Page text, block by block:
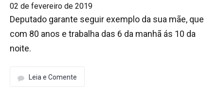
02 de fevereiro de 2019
Deputado garante seguir exemplo da sua mãe, que
com 80 anos e trabalha das 6 da manhã ás 10 da
noite.
Leia e Comente